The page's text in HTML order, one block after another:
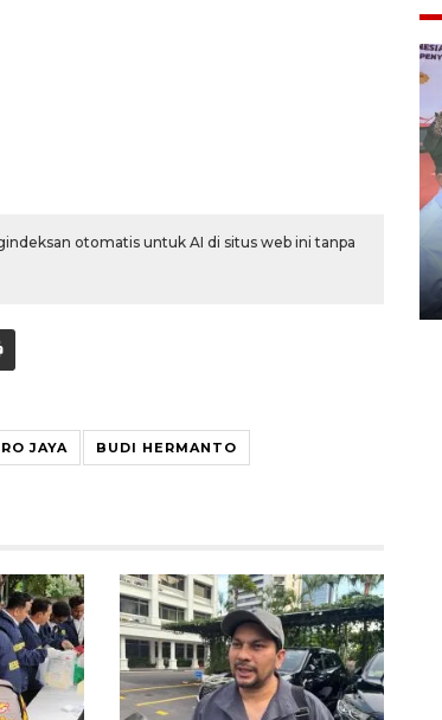
otomatis untuk AI di situs web ini tanpa
JAYA BUDI HERMANTO
Distribusi logistik pemilu